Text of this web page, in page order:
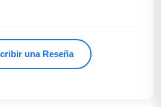
una Reseña